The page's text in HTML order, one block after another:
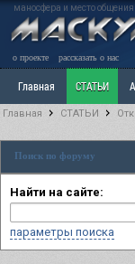
маносфера и место
о проекте рассказать о нас
Главная СТАТЬИ
Ветка: Расстаюсь или
РАЗДЕЛ: Разное
Главная СТАТЬИ
Поиск по форуму
Найти на сайте:
параметры поиска